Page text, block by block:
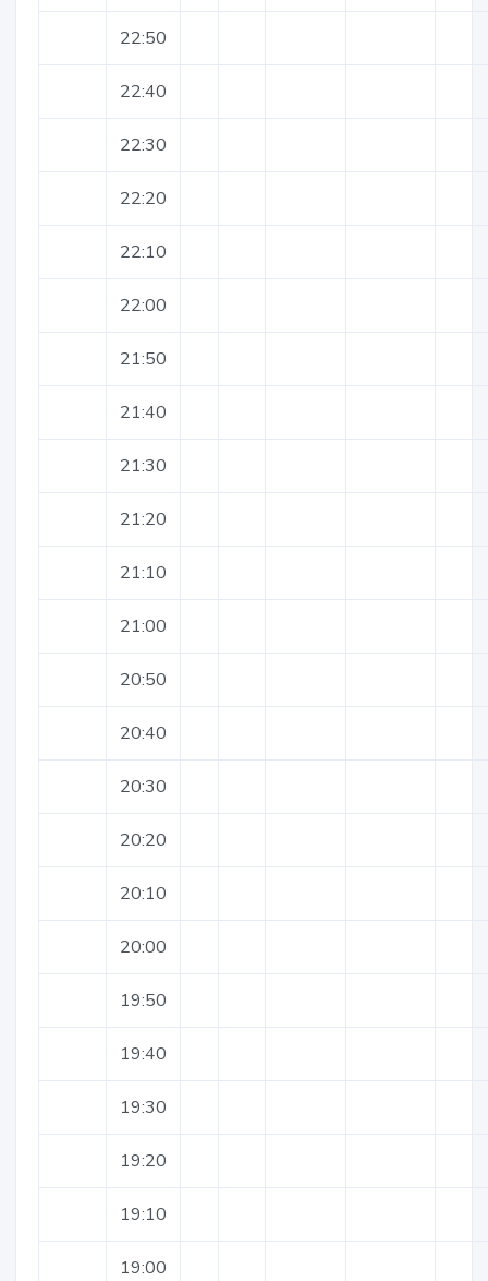
22:50
22:40
22:30
22:20
22:10
22:00
21:50
21:40
21:30
21:20
21:10
21:00
20:50
20:40
20:30
20:20
20:10
20:00
19:50
19:40
19:30
19:20
19:10
19:00